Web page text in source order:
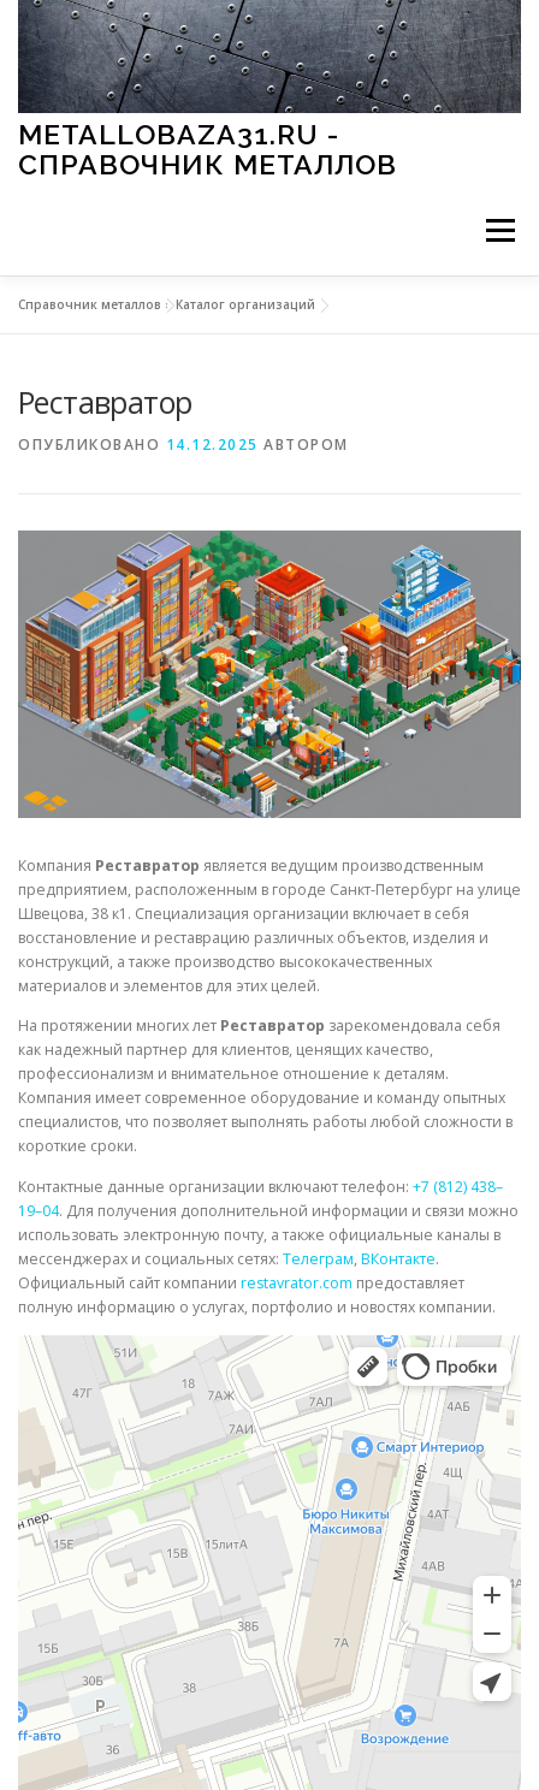
Перейти к содержимому
METALLOBAZA31.RU -
СПРАВОЧНИК МЕТАЛЛОВ
Меню
МЕТАЛЛЫ И ОКРУЖАЮЩАЯ СРЕДА
СВОЙСТВА МЕТАЛЛОВ СОРТА МЕТАЛЛОВ
СТАТЬИ
Справочник металлов »Каталог организаций
Реставратор
ОПУБЛИКОВАНО 14.12.2025 АВТОРОМ
Компания Реставратор является ведущим производственным
предприятием, расположенным в городе Санкт-Петербург на улице
Швецова, 38 к1. Специализация организации включает в себя
восстановление и реставрацию различных объектов, изделия и
конструкций, а также производство высококачественных
материалов и элементов для этих целей.
На протяжении многих лет Реставратор зарекомендовала себя
как надежный партнер для клиентов, ценящих качество,
профессионализм и внимательное отношение к деталям.
Компания имеет современное оборудование и команду опытных
специалистов, что позволяет выполнять работы любой сложности в
короткие сроки.
Контактные данные организации включают телефон: +7 (812) 438–
19–04. Для получения дополнительной информации и связи можно
использовать электронную почту, а также официальные каналы в
мессенджерах и социальных сетях: Телеграм, ВКонтакте.
Официальный сайт компании restavrator.com предоставляет
полную информацию о услугах, портфолио и новостях компании.